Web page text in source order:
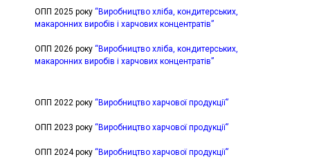
ОПП 2025 року “Виробництво хліба, кондитерських,
макаронних виробів і харчових концентратів”
ОПП 2026 року “Виробництво хліба, кондитерських,
макаронних виробів і харчових концентратів”
ОПП 2022 року “Виробництво харчової продукції”
ОПП 2023 року “Виробництво харчової продукції”
ОПП 2024 року “Виробництво харчової продукції”